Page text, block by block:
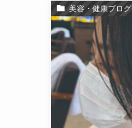
美容・健康ブログ